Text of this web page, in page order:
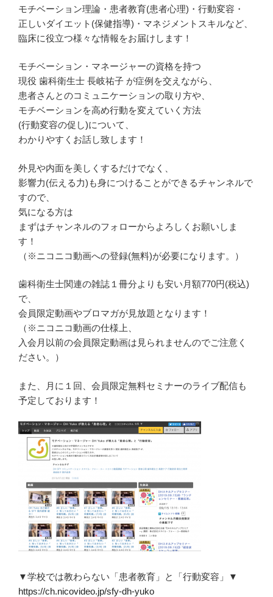
モチベーション理論・患者教育(患者心理)・行動変容・
正しいダイエット(保健指導)・マネジメントスキルなど、
臨床に役立つ様々な情報をお届けします！
モチベーション・マネージャーの資格を持つ
現役 歯科衛生士 長岐祐子 が症例を交えながら、
患者さんとのコミュニケーションの取り方や、
モチベーションを高め行動を変えていく方法
(行動変容の促し)について、
わかりやすくお話し致します！
外見や内面を美しくするだけでなく、
影響力(伝える力)も身につけることができるチャンネルで
すので、
気になる方は
まずはチャンネルのフォローからよろしくお願いしま
す！
（※ニコニコ動画への登録(無料)が必要になります。）
歯科衛生士関連の雑誌１冊分よりも安い月額770円(税込)
で、
会員限定動画やブロマガが見放題となります！
（※ニコニコ動画の仕様上、
入会月以前の会員限定動画は見られませんのでご注意く
ださい。）
また、月に１回、会員限定無料セミナーのライブ配信も
予定しております！
▼学校では教わらない「患者教育」と「行動変容」▼
https://ch.nicovideo.jp/sfy-dh-yuko